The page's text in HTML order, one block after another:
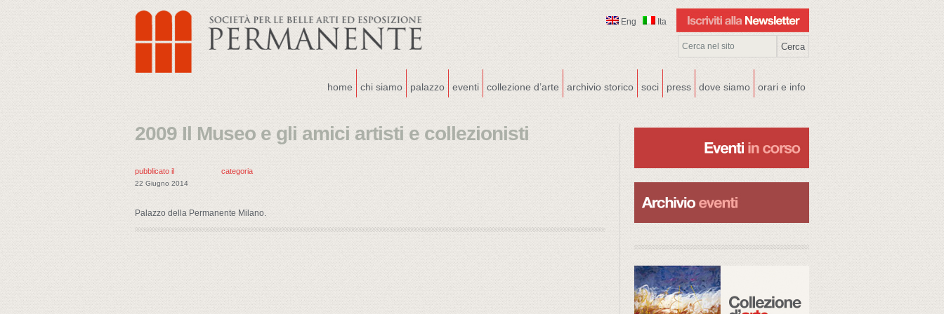
Eng Ita
home chi siamo palazzo eventi collezione d’arte archivio storico soci press dove siamo orari e info
2009 Il Museo e gli amici artisti e collezionisti
pubblicato il
22 Giugno 2014
categoria
Palazzo della Permanente Milano.